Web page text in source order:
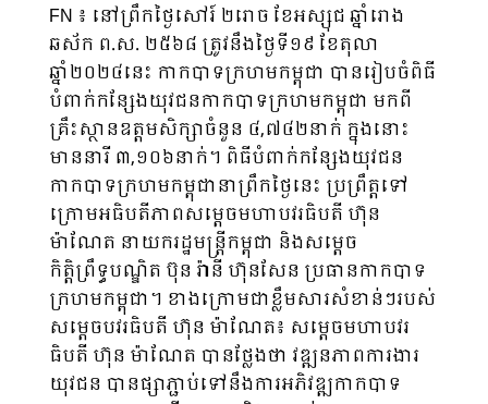
FN ៖ នៅព្រឹកថ្ងៃសៅរ៍ ២រោច ខែអស្សុជ ឆ្នាំរោង
ឆស័ក ព.ស. ២៥៦៨ ត្រូវនឹងថ្ងៃទី១៩ ខែតុលា
ឆ្នាំ២០២៤នេះ កាកបាទក្រហមកម្ពុជា បានរៀបចំពិធី
បំពាក់កន្សែងយុវជនកាកបាទក្រហមកម្ពុជា មកពី
គ្រឹះស្ថានឧត្តមសិក្សាចំនួន ៤,៧៤២នាក់ ក្នុងនោះ
មាននារី ៣,១០៦នាក់។ ពិធីបំពាក់កន្សែងយុវជន
កាកបាទក្រហមកម្ពុជានាព្រឹកថ្ងៃនេះ ប្រព្រឹត្តទៅ
ក្រោមអធិបតីភាពសម្តេចមហាបវរធិបតី ហ៊ុន
ម៉ាណែត នាយករដ្ឋមន្ត្រីកម្ពុជា និងសម្តេច
កិត្តិព្រឹទ្ធបណ្ឌិត ប៊ុន រ៉ានី ហ៊ុនសែន ប្រធានកាកបាទ
ក្រហមកម្ពុជា។ ខាងក្រោមជាខឹ្លមសារសំខាន់ៗរបស់
សម្តេចបវរធិបតី ហ៊ុន ម៉ាណែត៖ សម្តេចមហាបវរ
ធិបតី ហ៊ុន ម៉ាណែត បានថ្លែងថា វឌ្ឍនភាពការងារ
យុវជន បានផ្សាភ្ជាប់ទៅនឹងការអភិវឌ្ឍ​កាក​បាទ